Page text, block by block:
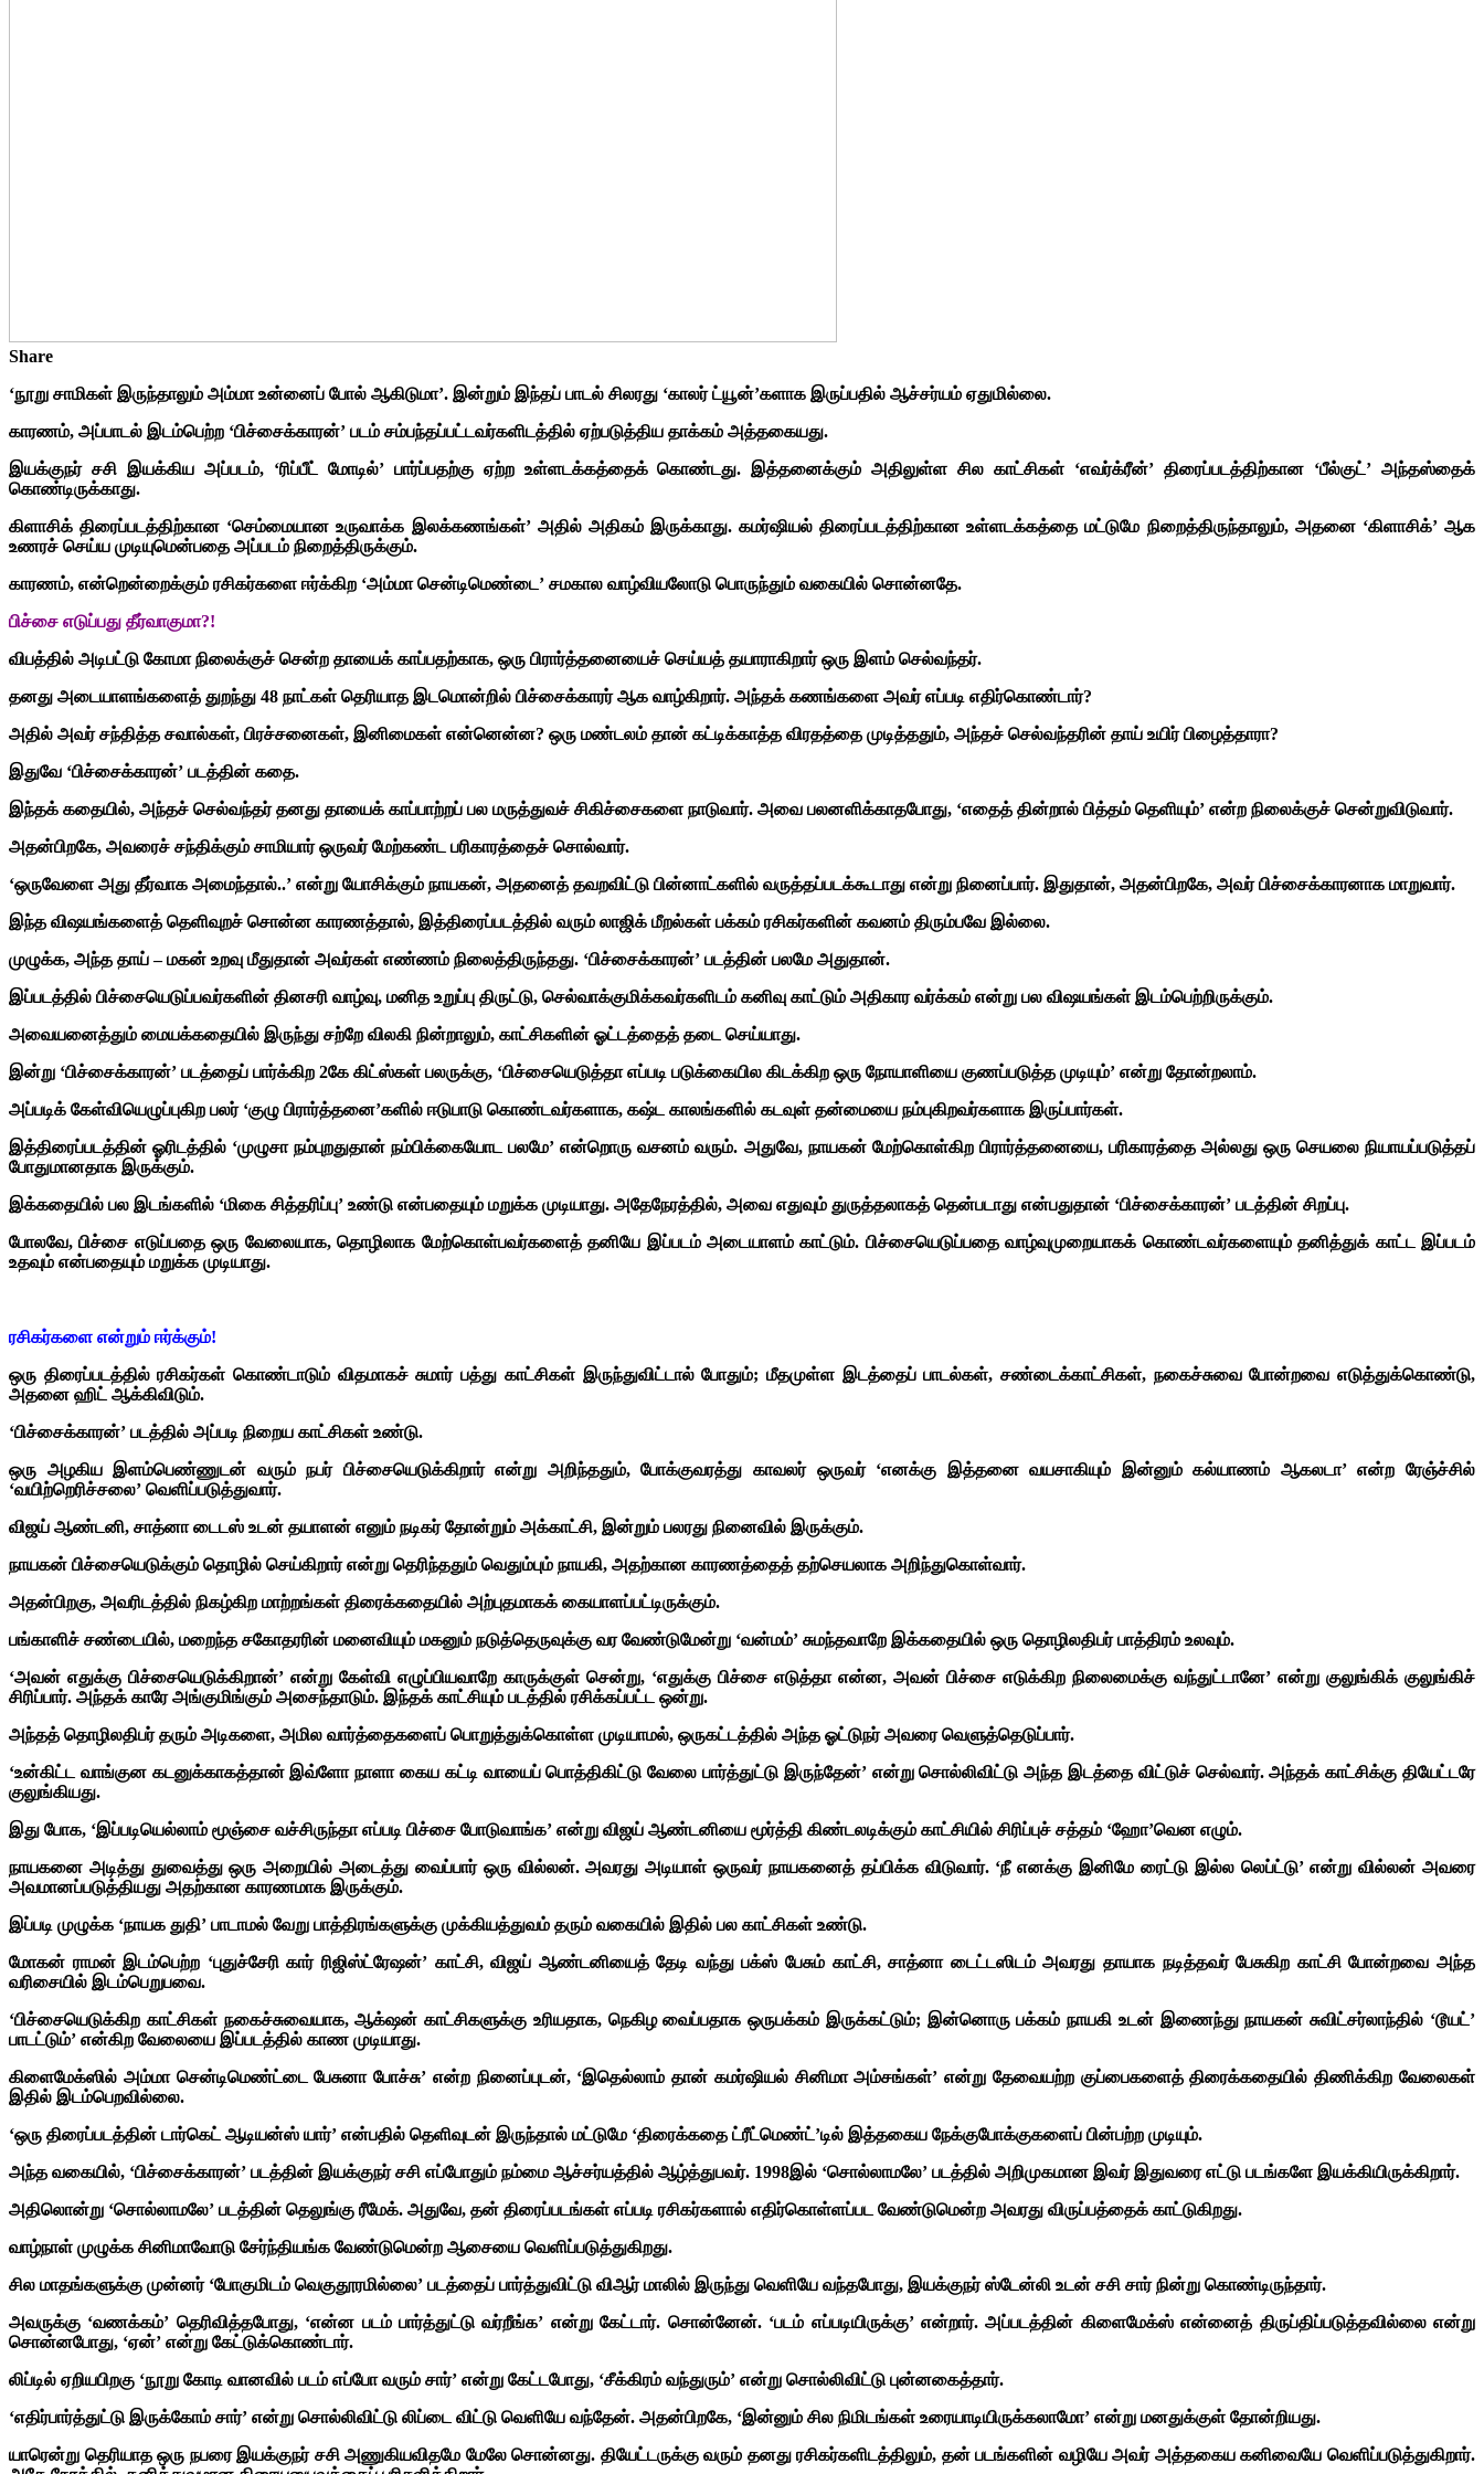
Share
‘நூறு சாமிகள் இருந்தாலும் அம்மா உன்னைப் போல் ஆகிடுமா’. இன்றும் இந்தப் பாடல் சிலரது ‘காலர் ட்யூன்’களாக இருப்பதில் ஆச்சர்யம் ஏதுமில்லை.
காரணம், அப்பாடல் இடம்பெற்ற ‘பிச்சைக்காரன்’ படம் சம்பந்தப்பட்டவர்களிடத்தில் ஏற்படுத்திய தாக்கம் அத்தகையது.
இயக்குநர் சசி இயக்கிய அப்படம், ‘ரிப்பீட் மோடில்’ பார்ப்பதற்கு ஏற்ற உள்ளடக்கத்தைக் கொண்டது. இத்தனைக்கும் அதிலுள்ள சில காட்சிகள் ‘எவர்க்ரீன்’ திரைப்படத்திற்கான ‘பீல்குட்’ அந்தஸ்தைக்
கொண்டிருக்காது.
கிளாசிக் திரைப்படத்திற்கான ‘செம்மையான உருவாக்க இலக்கணங்கள்’ அதில் அதிகம் இருக்காது. கமர்ஷியல் திரைப்படத்திற்கான உள்ளடக்கத்தை மட்டுமே நிறைத்திருந்தாலும், அதனை ‘கிளாசிக்’ ஆக
உணரச் செய்ய முடியுமென்பதை அப்படம் நிறைத்திருக்கும்.
காரணம், என்றென்றைக்கும் ரசிகர்களை ஈர்க்கிற ‘அம்மா சென்டிமெண்டை’ சமகால வாழ்வியலோடு பொருந்தும் வகையில் சொன்னதே.
பிச்சை எடுப்பது தீர்வாகுமா?!
விபத்தில் அடிபட்டு கோமா நிலைக்குச் சென்ற தாயைக் காப்பதற்காக, ஒரு பிரார்த்தனையைச் செய்யத் தயாராகிறார் ஒரு இளம் செல்வந்தர்.
தனது அடையாளங்களைத் துறந்து 48 நாட்கள் தெரியாத இடமொன்றில் பிச்சைக்காரர் ஆக வாழ்கிறார். அந்தக் கணங்களை அவர் எப்படி எதிர்கொண்டார்?
அதில் அவர் சந்தித்த சவால்கள், பிரச்சனைகள், இனிமைகள் என்னென்ன? ஒரு மண்டலம் தான் கட்டிக்காத்த விரதத்தை முடித்ததும், அந்தச் செல்வந்தரின் தாய் உயிர் பிழைத்தாரா?
இதுவே ‘பிச்சைக்காரன்’ படத்தின் கதை.
இந்தக் கதையில், அந்தச் செல்வந்தர் தனது தாயைக் காப்பாற்றப் பல மருத்துவச் சிகிச்சைகளை நாடுவார். அவை பலனளிக்காதபோது, ‘எதைத் தின்றால் பித்தம் தெளியும்’ என்ற நிலைக்குச் சென்றுவிடுவார்.
அதன்பிறகே, அவரைச் சந்திக்கும் சாமியார் ஒருவர் மேற்கண்ட பரிகாரத்தைச் சொல்வார்.
‘ஒருவேளை அது தீர்வாக அமைந்தால்..’ என்று யோசிக்கும் நாயகன், அதனைத் தவறவிட்டு பின்னாட்களில் வருத்தப்படக்கூடாது என்று நினைப்பார். இதுதான், அதன்பிறகே, அவர் பிச்சைக்காரனாக மாறுவார்.
இந்த விஷயங்களைத் தெளிவுறச் சொன்ன காரணத்தால், இத்திரைப்படத்தில் வரும் லாஜிக் மீறல்கள் பக்கம் ரசிகர்களின் கவனம் திரும்பவே இல்லை.
முழுக்க, அந்த தாய் – மகன் உறவு மீதுதான் அவர்கள் எண்ணம் நிலைத்திருந்தது. ‘பிச்சைக்காரன்’ படத்தின் பலமே அதுதான்.
இப்படத்தில் பிச்சையெடுப்பவர்களின் தினசரி வாழ்வு, மனித உறுப்பு திருட்டு, செல்வாக்குமிக்கவர்களிடம் கனிவு காட்டும் அதிகார வர்க்கம் என்று பல விஷயங்கள் இடம்பெற்றிருக்கும்.
அவையனைத்தும் மையக்கதையில் இருந்து சற்றே விலகி நின்றாலும், காட்சிகளின் ஓட்டத்தைத் தடை செய்யாது.
இன்று ‘பிச்சைக்காரன்’ படத்தைப் பார்க்கிற 2கே கிட்ஸ்கள் பலருக்கு, ‘பிச்சையெடுத்தா எப்படி படுக்கையில கிடக்கிற ஒரு நோயாளியை குணப்படுத்த முடியும்’ என்று தோன்றலாம்.
அப்படிக் கேள்வியெழுப்புகிற பலர் ‘குழு பிரார்த்தனை’களில் ஈடுபாடு கொண்டவர்களாக, கஷ்ட காலங்களில் கடவுள் தன்மையை நம்புகிறவர்களாக இருப்பார்கள்.
இத்திரைப்படத்தின் ஓரிடத்தில் ‘முழுசா நம்புறதுதான் நம்பிக்கையோட பலமே’ என்றொரு வசனம் வரும். அதுவே, நாயகன் மேற்கொள்கிற பிரார்த்தனையை, பரிகாரத்தை அல்லது ஒரு செயலை நியாயப்படுத்தப்
போதுமானதாக இருக்கும்.
இக்கதையில் பல இடங்களில் ‘மிகை சித்தரிப்பு’ உண்டு என்பதையும் மறுக்க முடியாது. அதேநேரத்தில், அவை எதுவும் துருத்தலாகத் தென்படாது என்பதுதான் ‘பிச்சைக்காரன்’ படத்தின் சிறப்பு.
போலவே, பிச்சை எடுப்பதை ஒரு வேலையாக, தொழிலாக மேற்கொள்பவர்களைத் தனியே இப்படம் அடையாளம் காட்டும். பிச்சையெடுப்பதை வாழ்வுமுறையாகக் கொண்டவர்களையும் தனித்துக் காட்ட இப்படம்
உதவும் என்பதையும் மறுக்க முடியாது.
ரசிகர்களை என்றும் ஈர்க்கும்!
ஒரு திரைப்படத்தில் ரசிகர்கள் கொண்டாடும் விதமாகச் சுமார் பத்து காட்சிகள் இருந்துவிட்டால் போதும்; மீதமுள்ள இடத்தைப் பாடல்கள், சண்டைக்காட்சிகள், நகைச்சுவை போன்றவை எடுத்துக்கொண்டு,
அதனை ஹிட் ஆக்கிவிடும்.
‘பிச்சைக்காரன்’ படத்தில் அப்படி நிறைய காட்சிகள் உண்டு.
ஒரு அழகிய இளம்பெண்ணுடன் வரும் நபர் பிச்சையெடுக்கிறார் என்று அறிந்ததும், போக்குவரத்து காவலர் ஒருவர் ‘எனக்கு இத்தனை வயசாகியும் இன்னும் கல்யாணம் ஆகலடா’ என்ற ரேஞ்ச்சில்
‘வயிற்றெரிச்சலை’ வெளிப்படுத்துவார்.
விஜய் ஆண்டனி, சாத்னா டைடஸ் உடன் தயாளன் எனும் நடிகர் தோன்றும் அக்காட்சி, இன்றும் பலரது நினைவில் இருக்கும்.
நாயகன் பிச்சையெடுக்கும் தொழில் செய்கிறார் என்று தெரிந்ததும் வெதும்பும் நாயகி, அதற்கான காரணத்தைத் தற்செயலாக அறிந்துகொள்வார்.
அதன்பிறகு, அவரிடத்தில் நிகழ்கிற மாற்றங்கள் திரைக்கதையில் அற்புதமாகக் கையாளப்பட்டிருக்கும்.
பங்காளிச் சண்டையில், மறைந்த சகோதரரின் மனைவியும் மகனும் நடுத்தெருவுக்கு வர வேண்டுமேன்று ‘வன்மம்’ சுமந்தவாறே இக்கதையில் ஒரு தொழிலதிபர் பாத்திரம் உலவும்.
‘அவன் எதுக்கு பிச்சையெடுக்கிறான்’ என்று கேள்வி எழுப்பியவாறே காருக்குள் சென்று, ‘எதுக்கு பிச்சை எடுத்தா என்ன, அவன் பிச்சை எடுக்கிற நிலைமைக்கு வந்துட்டானே’ என்று குலுங்கிக் குலுங்கிச்
சிரிப்பார். அந்தக் காரே அங்குமிங்கும் அசைந்தாடும். இந்தக் காட்சியும் படத்தில் ரசிக்கப்பட்ட ஒன்று.
அந்தத் தொழிலதிபர் தரும் அடிகளை, அமில வார்த்தைகளைப் பொறுத்துக்கொள்ள முடியாமல், ஒருகட்டத்தில் அந்த ஓட்டுநர் அவரை வெளுத்தெடுப்பார்.
‘உன்கிட்ட வாங்குன கடனுக்காகத்தான் இவ்ளோ நாளா கைய கட்டி வாயைப் பொத்திகிட்டு வேலை பார்த்துட்டு இருந்தேன்’ என்று சொல்லிவிட்டு அந்த இடத்தை விட்டுச் செல்வார். அந்தக் காட்சிக்கு தியேட்டரே
குலுங்கியது.
இது போக, ‘இப்படியெல்லாம் மூஞ்சை வச்சிருந்தா எப்படி பிச்சை போடுவாங்க’ என்று விஜய் ஆண்டனியை மூர்த்தி கிண்டலடிக்கும் காட்சியில் சிரிப்புச் சத்தம் ‘ஹோ’வென எழும்.
நாயகனை அடித்து துவைத்து ஒரு அறையில் அடைத்து வைப்பார் ஒரு வில்லன். அவரது அடியாள் ஒருவர் நாயகனைத் தப்பிக்க விடுவார். ‘நீ எனக்கு இனிமே ரைட்டு இல்ல லெப்ட்டு’ என்று வில்லன் அவரை
அவமானப்படுத்தியது அதற்கான காரணமாக இருக்கும்.
இப்படி முழுக்க ‘நாயக துதி’ பாடாமல் வேறு பாத்திரங்களுக்கு முக்கியத்துவம் தரும் வகையில் இதில் பல காட்சிகள் உண்டு.
மோகன் ராமன் இடம்பெற்ற ‘புதுச்சேரி கார் ரிஜிஸ்ட்ரேஷன்’ காட்சி, விஜய் ஆண்டனியைத் தேடி வந்து பக்ஸ் பேசும் காட்சி, சாத்னா டைட்டஸிடம் அவரது தாயாக நடித்தவர் பேசுகிற காட்சி போன்றவை அந்த
வரிசையில் இடம்பெறுபவை.
‘பிச்சையெடுக்கிற காட்சிகள் நகைச்சுவையாக, ஆக்‌ஷன் காட்சிகளுக்கு உரியதாக, நெகிழ வைப்பதாக ஒருபக்கம் இருக்கட்டும்; இன்னொரு பக்கம் நாயகி உடன் இணைந்து நாயகன் சுவிட்சர்லாந்தில் ‘டூயட்’
பாடட்டும்’ என்கிற வேலையை இப்படத்தில் காண முடியாது.
கிளைமேக்ஸில் அம்மா சென்டிமெண்ட்டை பேசுனா போச்சு’ என்ற நினைப்புடன், ‘இதெல்லாம் தான் கமர்ஷியல் சினிமா அம்சங்கள்’ என்று தேவையற்ற குப்பைகளைத் திரைக்கதையில் திணிக்கிற வேலைகள்
இதில் இடம்பெறவில்லை.
‘ஒரு திரைப்படத்தின் டார்கெட் ஆடியன்ஸ் யார்’ என்பதில் தெளிவுடன் இருந்தால் மட்டுமே ‘திரைக்கதை ட்ரீட்மெண்ட்’டில் இத்தகைய நேக்குபோக்குகளைப் பின்பற்ற முடியும்.
அந்த வகையில், ‘பிச்சைக்காரன்’ படத்தின் இயக்குநர் சசி எப்போதும் நம்மை ஆச்சர்யத்தில் ஆழ்த்துபவர். 1998இல் ‘சொல்லாமலே’ படத்தில் அறிமுகமான இவர் இதுவரை எட்டு படங்களே இயக்கியிருக்கிறார்.
அதிலொன்று ‘சொல்லாமலே’ படத்தின் தெலுங்கு ரீமேக். அதுவே, தன் திரைப்படங்கள் எப்படி ரசிகர்களால் எதிர்கொள்ளப்பட வேண்டுமென்ற அவரது விருப்பத்தைக் காட்டுகிறது.
வாழ்நாள் முழுக்க சினிமாவோடு சேர்ந்தியங்க வேண்டுமென்ற ஆசையை வெளிப்படுத்துகிறது.
சில மாதங்களுக்கு முன்னர் ‘போகுமிடம் வெகுதூரமில்லை’ படத்தைப் பார்த்துவிட்டு விஆர் மாலில் இருந்து வெளியே வந்தபோது, இயக்குநர் ஸ்டேன்லி உடன் சசி சார் நின்று கொண்டிருந்தார்.
அவருக்கு ‘வணக்கம்’ தெரிவித்தபோது, ‘என்ன படம் பார்த்துட்டு வர்றீங்க’ என்று கேட்டார். சொன்னேன். ‘படம் எப்படியிருக்கு’ என்றார். அப்படத்தின் கிளைமேக்ஸ் என்னைத் திருப்திப்படுத்தவில்லை என்று
சொன்னபோது, ‘ஏன்’ என்று கேட்டுக்கொண்டார்.
லிப்டில் ஏறியபிறகு ‘நூறு கோடி வானவில் படம் எப்போ வரும் சார்’ என்று கேட்டபோது, ‘சீக்கிரம் வந்துரும்’ என்று சொல்லிவிட்டு புன்னகைத்தார்.
‘எதிர்பார்த்துட்டு இருக்கோம் சார்’ என்று சொல்லிவிட்டு லிப்டை விட்டு வெளியே வந்தேன். அதன்பிறகே, ‘இன்னும் சில நிமிடங்கள் உரையாடியிருக்கலாமோ’ என்று மனதுக்குள் தோன்றியது.
யாரென்று தெரியாத ஒரு நபரை இயக்குநர் சசி அணுகியவிதமே மேலே சொன்னது. தியேட்டருக்கு வரும் தனது ரசிகர்களிடத்திலும், தன் படங்களின் வழியே அவர் அத்தகைய கனிவையே வெளிப்படுத்துகிறார்.